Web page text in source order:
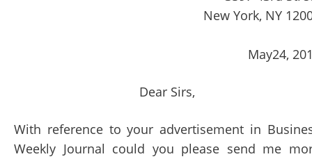
New York, NY
May24,
Dear Sirs,
With reference to your advertisement in
Weekly Journal could you please send me